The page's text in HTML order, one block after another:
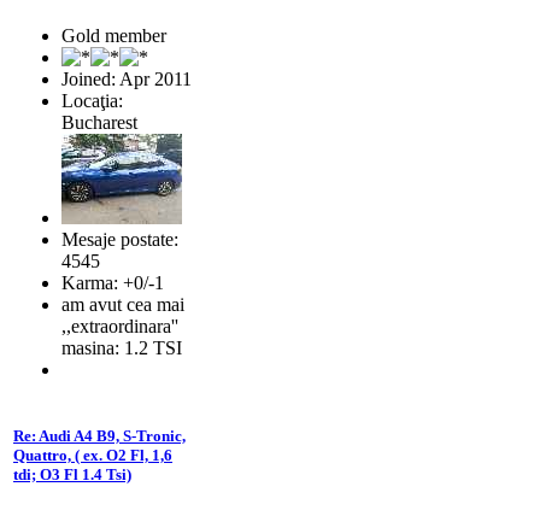
Gold member
Joined: Apr 2011
Locaţia:
Bucharest
Mesaje postate:
4545
Karma: +0/-1
am avut cea mai
,,extraordinara''
masina: 1.2 TSI
Re: Audi A4 B9, S-Tronic,
Quattro, ( ex. O2 Fl, 1,6
tdi; O3 Fl 1.4 Tsi)